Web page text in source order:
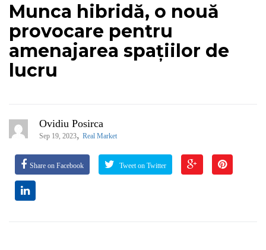
Munca hibridă, o nouă
provocare pentru
amenajarea spațiilor de
lucru
Ovidiu Posirca
Sep 19, 2023, Real Market
Share on Facebook Tweet on Twitter